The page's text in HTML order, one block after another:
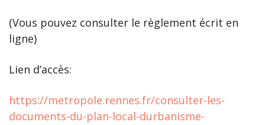
(Vous pouvez consulter le règlement écrit en
ligne)
Lien d’accès:
https://metropole.rennes.fr/consulter-les-
documents-du-plan-local-durbanisme-